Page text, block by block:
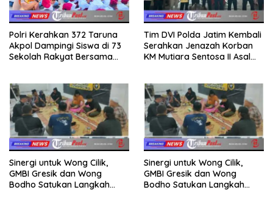
Polri Kerahkan 372 Taruna
Akpol Dampingi Siswa di 73
Sekolah Rakyat Bersama
Tim DVI Polda Jatim Kembali
Serahkan Jenazah Korban
KM Mutiara Sentosa II Asal
Sinergi untuk Wong Cilik,
GMBI Gresik dan Wong
Bodho Satukan Langkah
Sinergi untuk Wong Cilik,
GMBI Gresik dan Wong
Bodho Satukan Langkah